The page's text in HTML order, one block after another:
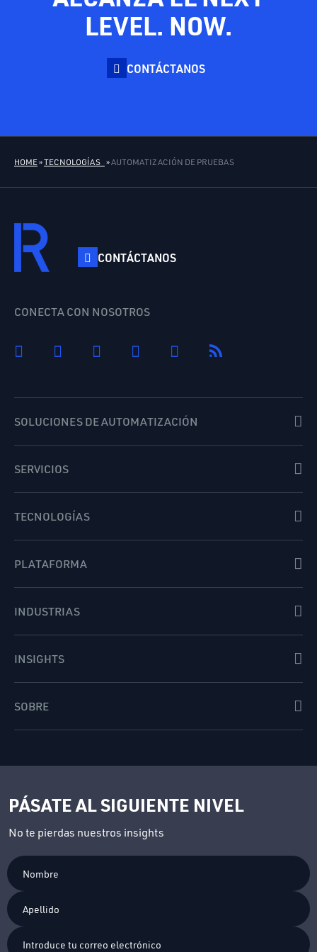
LEVEL. NOW.
CONTÁCTANOS
HOME»TECNOLOGÍAS »AUTOMATIZACIÓN DE PRUEBAS
CONTÁCTANOS
CONECTA CON NOSOTROS
SOLUCIONES DE AUTOMATIZACIÓN
SERVICIOS
TECNOLOGÍAS
PLATAFORMA
INDUSTRIAS
INSIGHTS
SOBRE
PÁSATE AL SIGUIENTE NIVEL
No te pierdas nuestros insights